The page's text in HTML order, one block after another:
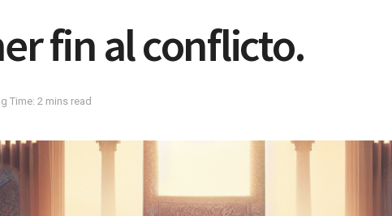
fin al conflicto.
Time: 2 mins read